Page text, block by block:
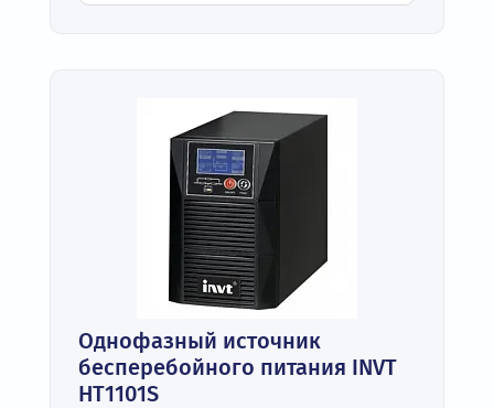
Однофазный источник
бесперебойного питания INVT
HT1101S